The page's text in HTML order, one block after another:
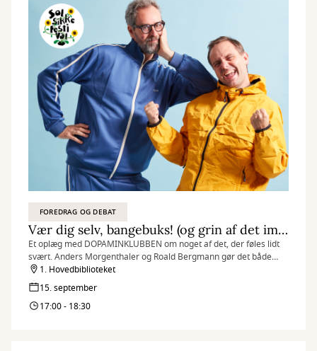
FOREDRAG OG DEBAT
Vær dig selv, bangebuks! (og grin af det imens)
Et oplæg med DOPAMINKLUBBEN om noget af det, der føles lidt
svært. Anders Morgenthaler og Roald Bergmann gør det både
sjovere, lettere og mere til at være i.
1. Hovedbiblioteket
15. september
17:00 - 18:30